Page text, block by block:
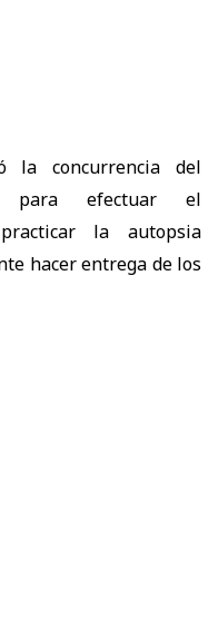
la concurrencia del
para efectuar el
la autopsia
hacer entrega de los